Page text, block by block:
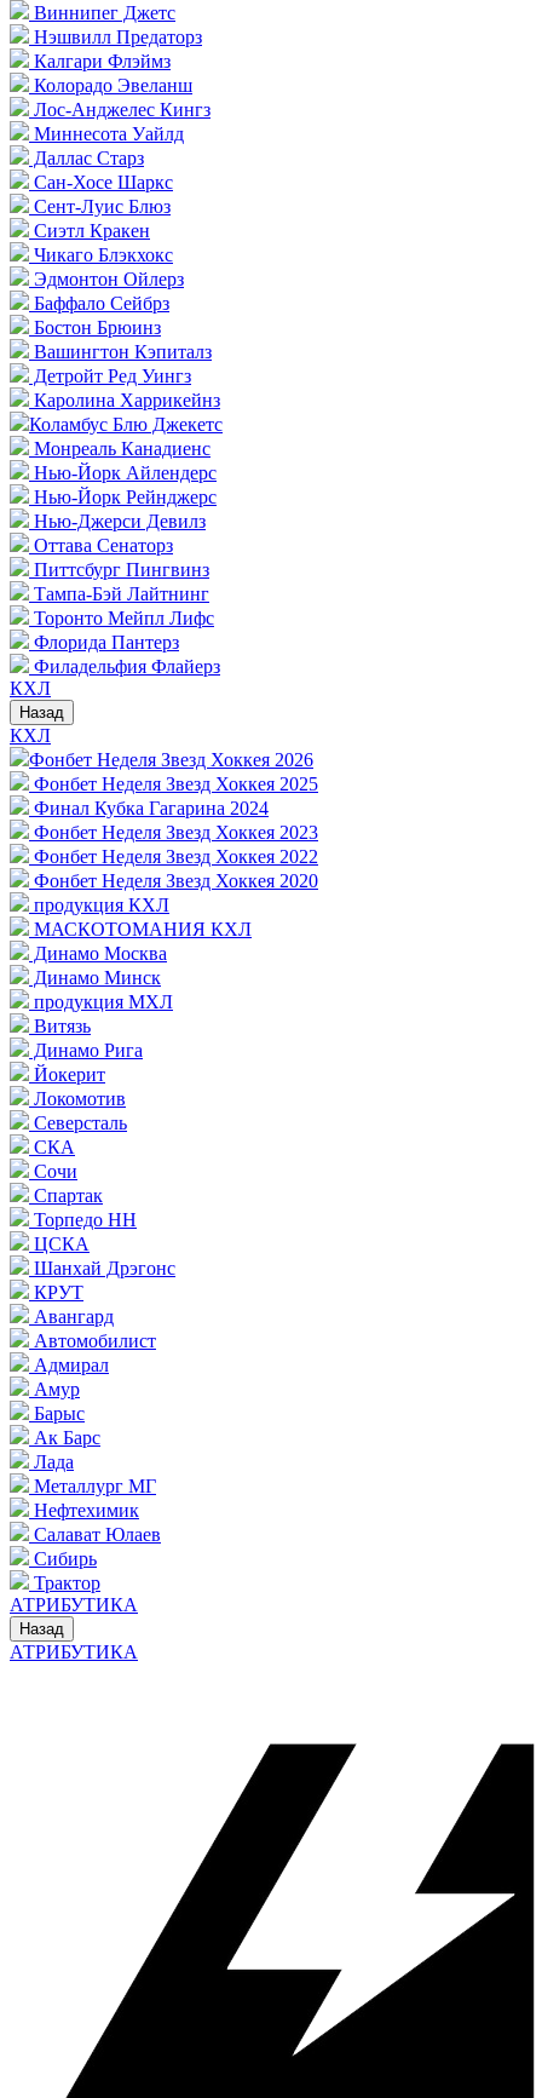
Виннипег Джетс
Нэшвилл Предаторз
Калгари Флэймз
Колорадо Эвеланш
Лос-Анджелес Кингз
Миннесота Уайлд
Даллас Старз
Сан-Хосе Шаркс
Сент-Луис Блюз
Сиэтл Кракен
Чикаго Блэкхокс
Эдмонтон Ойлерз
Баффало Сейбрз
Бостон Брюинз
Вашингтон Кэпиталз
Детройт Ред Уингз
Каролина Харрикейнз
Коламбус Блю Джекетс
Монреаль Канадиенс
Нью-Йорк Айлендерс
Нью-Йорк Рейнджерс
Нью-Джерси Девилз
Оттава Сенаторз
Питтсбург Пингвинз
Тампа-Бэй Лайтнинг
Торонто Мейпл Лифс
Флорида Пантерз
Филадельфия Флайерз
КХЛ
Назад
КХЛ
Фонбет Неделя Звезд Хоккея 2026
Фонбет Неделя Звезд Хоккея 2025
Финал Кубка Гагарина 2024
Фонбет Неделя Звезд Хоккея 2023
Фонбет Неделя Звезд Хоккея 2022
Фонбет Неделя Звезд Хоккея 2020
продукция КХЛ
МАСКОТОМАНИЯ КХЛ
Динамо Москва
Динамо Минск
продукция МХЛ
Витязь
Динамо Рига
Йокерит
Локомотив
Северсталь
СКА
Сочи
Спартак
Торпедо НН
ЦСКА
Шанхай Дрэгонс
КРУТ
Авангард
Автомобилист
Адмирал
Амур
Барыс
Ак Барс
Лада
Металлург МГ
Нефтехимик
Салават Юлаев
Сибирь
Трактор
АТРИБУТИКА
Назад
АТРИБУТИКА